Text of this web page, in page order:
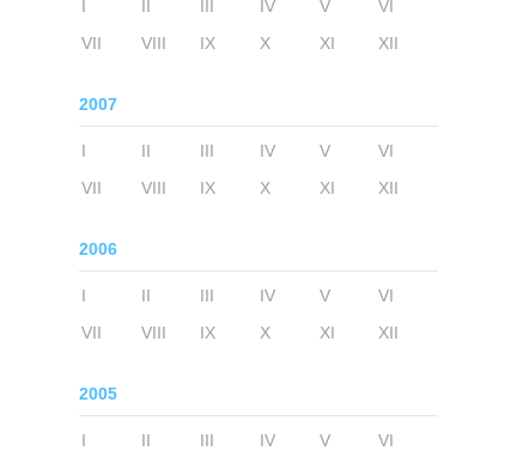
I II III IV V
VI
VII
VIII IX X XI XII
2007
I II III IV V
VI
VII
VIII IX X XI XII
2006
I II III IV V
VI
VII
VIII IX X XI XII
2005
I II III IV V
VI